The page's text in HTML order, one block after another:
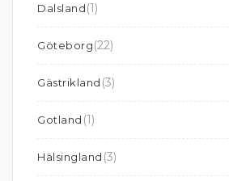
Dalsland(1)
Göteborg(22)
Gästrikland (3)
Gotland (1)
Hälsingland (3)